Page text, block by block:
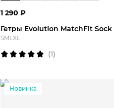
1 290 ₽
Гетры Evolution MatchFit Sock
SML XL
(1)
Новинка